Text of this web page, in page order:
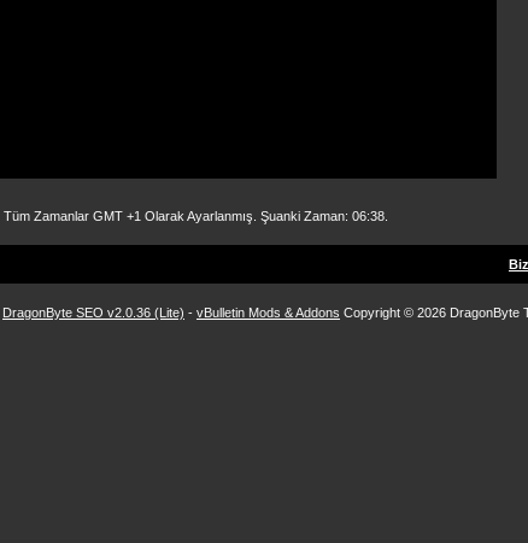
Tüm Zamanlar GMT +1 Olarak Ayarlanmış. Şuanki Zaman: 06:38.
DragonByte SEO v2.0.36 (Lite) - vBulletin Mods & Addons Copyright © 2026 DragonByte